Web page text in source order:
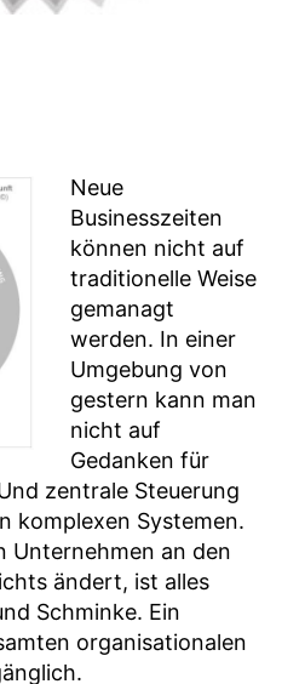
Neue
Businesszeiten
können nicht auf
traditionelle Weise
gemanagt
werden. In einer
Umgebung von
gestern kann man
nicht auf
Gedanken für
zentrale Steuerung
komplexen Systemen.
Unternehmen an den
ändert, ist alles
Schminke. Ein
organisationalen